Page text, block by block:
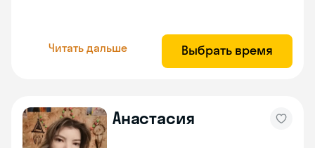
Читать дальше Выбрать время
Анастасия